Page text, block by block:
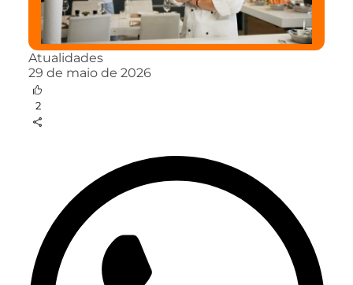
Atualidades
29 de maio de 2026
2